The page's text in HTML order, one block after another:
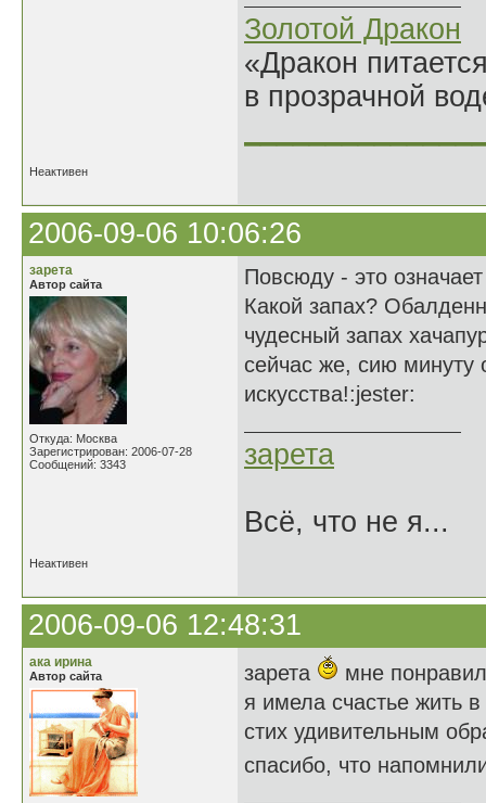
Золотой Дракон
«Дракон
в прозрачной
Неактивен
2006-09-06 10:06:26
зарета
Автор сайта
Откуда: Москва
Зарегистрирован: 2006-07-28
Сообщений: 3343
Повсюду - это
Какой запах?
чудесный запах
сейчас же, сию минуту
искусства!:jester:
зарета
Всё, что не я...
Неактивен
2006-09-06 12:48:31
ака ирина
Автор сайта зарета
мне
я имела счастье жить
стих удивительным
спасибо, что